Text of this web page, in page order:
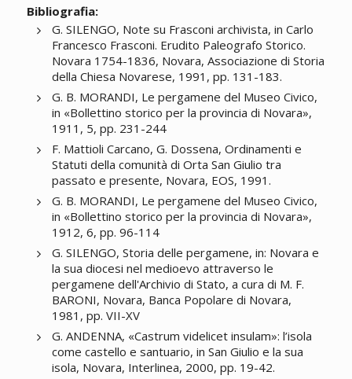
Bibliografia:
G. SILENGO, Note su Frasconi archivista, in Carlo
Francesco Frasconi. Erudito Paleografo Storico.
Novara 1754-1836, Novara, Associazione di Storia
della Chiesa Novarese, 1991, pp. 131-183.
G. B. MORANDI, Le pergamene del Museo Civico,
in «Bollettino storico per la provincia di Novara»,
1911, 5, pp. 231-244
F. Mattioli Carcano, G. Dossena, Ordinamenti e
Statuti della comunità di Orta San Giulio tra
passato e presente, Novara, EOS, 1991.
G. B. MORANDI, Le pergamene del Museo Civico,
in «Bollettino storico per la provincia di Novara»,
1912, 6, pp. 96-114
G. SILENGO, Storia delle pergamene, in: Novara e
la sua diocesi nel medioevo attraverso le
pergamene dell'Archivio di Stato, a cura di M. F.
BARONI, Novara, Banca Popolare di Novara,
1981, pp. VII-XV
G. ANDENNA, «Castrum videlicet insulam»: l’isola
come castello e santuario, in San Giulio e la sua
isola, Novara, Interlinea, 2000, pp. 19-42.